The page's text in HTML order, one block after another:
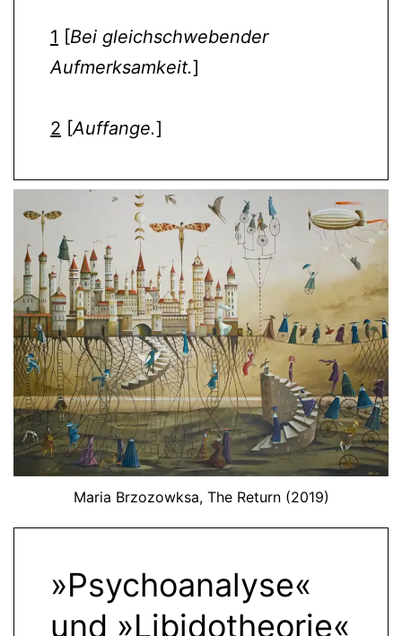
1 [Bei gleichschwebender
Aufmerksamkeit.]
2 [Auffange.]
Maria Brzozowksa, The Return (2019)
»Psychoanalyse«
und »Libidotheorie«